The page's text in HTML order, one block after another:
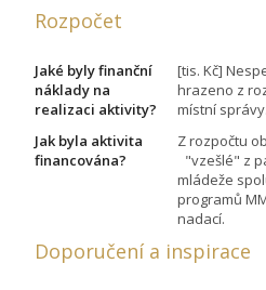
Rozpočet
Jaké byly finanční
náklady na
realizaci aktivity?
[tis. Kč]
hrazeno z
místní správy.
Jak byla aktivita
financována?
Z rozpočtu
"vzešlé" z
mládeže
programů
nadací.
Doporučení a inspirace